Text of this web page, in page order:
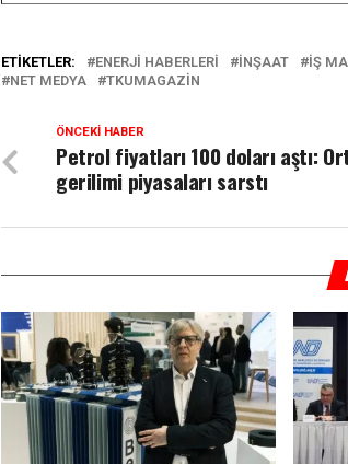
ETIKETLER: ENERJI HABERLERI INŞAAT IŞ
NET MEDYA
TKUMAGAZIN
ÖNCEKI HABER
Petrol fiyatları 100 doları aştı:
gerilimi piyasaları sarstı